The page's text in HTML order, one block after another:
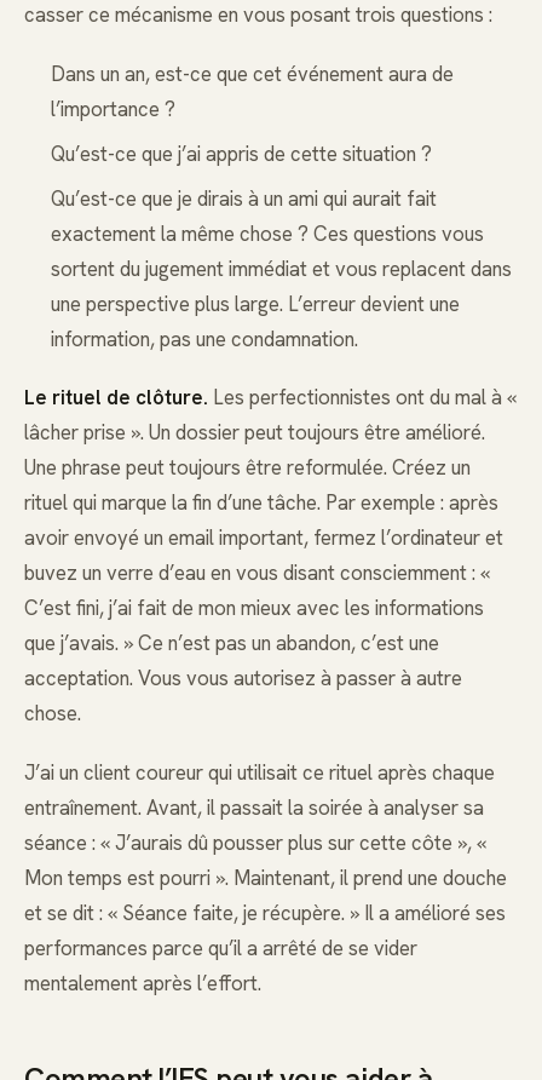
casser ce mécanisme en vous posant trois questions :
Dans un an, est-ce que cet événement aura de
l’importance ?
Qu’est-ce que j’ai appris de cette situation ?
Qu’est-ce que je dirais à un ami qui aurait fait
exactement la même chose ? Ces questions vous
sortent du jugement immédiat et vous replacent dans
une perspective plus large. L’erreur devient une
information, pas une condamnation.
Le rituel de clôture. Les perfectionnistes ont du mal à «
lâcher prise ». Un dossier peut toujours être amélioré.
Une phrase peut toujours être reformulée. Créez un
rituel qui marque la fin d’une tâche. Par exemple : après
avoir envoyé un email important, fermez l’ordinateur et
buvez un verre d’eau en vous disant consciemment : «
C’est fini, j’ai fait de mon mieux avec les informations
que j’avais. » Ce n’est pas un abandon, c’est une
acceptation. Vous vous autorisez à passer à autre
chose.
J’ai un client coureur qui utilisait ce rituel après chaque
entraînement. Avant, il passait la soirée à analyser sa
séance : « J’aurais dû pousser plus sur cette côte », «
Mon temps est pourri ». Maintenant, il prend une douche
et se dit : « Séance faite, je récupère. » Il a amélioré ses
performances parce qu’il a arrêté de se vider
mentalement après l’effort.